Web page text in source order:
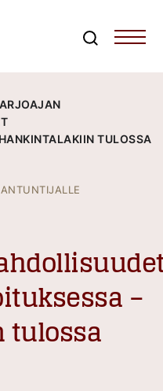
TULOSSA
–